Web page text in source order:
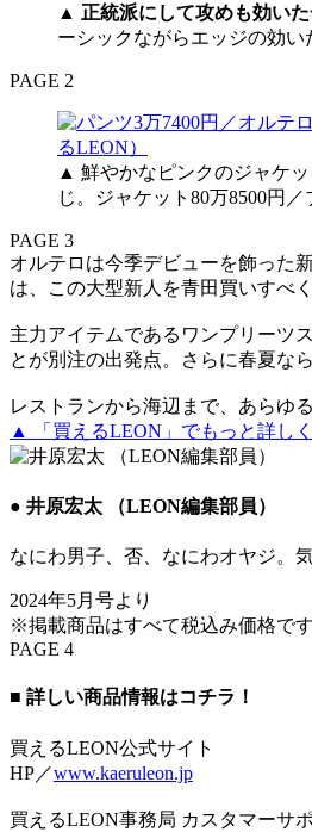
▲ 正統派にして攻めも効い
ーシックながらエッジの効い
PAGE 2
▲ 鮮やかなピンクのジャケ
じ。ジャケット80万8500円
PAGE 3
オルテロは今季デビューを飾った
は、この大型新人を青田買いすべ
主力アイテムであるワンプリーツ
とが別注の出発点。さらに春夏な
レストランから海辺まで、あらゆ
▲ 「買えるLEON」でもっと詳し
● 井原宏太 （LEON編集部員）
なにわ男子、否、なにわオヤジ。
2024年5月号より
※掲載商品はすべて税込み価格です
PAGE 4
■ 詳しい商品情報はコチラ！
買えるLEON公式サイト
HP／www.kaeruleon.jp
買えるLEON事務局 カスタマーサ